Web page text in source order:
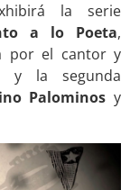
la serie
a lo Poeta,
por el cantor y
y la segunda
Palominos y